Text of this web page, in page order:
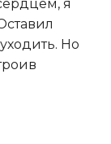
я
Но